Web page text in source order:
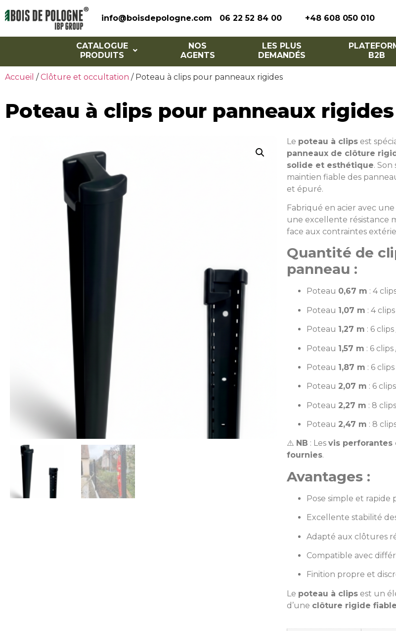
info@boisdepologne.com 06 22 52 84 00 +48 608 050 010
CATALOGUE
PRODUITS
NOS
AGENTS
LES PLUS
DEMANDÉS
B2B
Accueil /Clôture et occultation / Poteau à clips pour panneaux rigides
Poteau à clips pour panneaux rigides
Le poteau à clips est
panneaux de clôture
solide et esthétique.
maintien fiable des
et épuré.
Fabriqué en acier avec une
une excellente résistance
face aux contraintes
Quantité de
panneau :
Poteau 0,67 m : 4
Poteau 1,07 m : 4
Poteau 1,27 m : 6
Poteau 1,57 m : 6
Poteau 1,87 m : 6
Poteau 2,07 m : 6
Poteau 2,27 m : 8
Poteau 2,47 m : 8
⚠️ NB : Les vis perforantes
fournies.
Avantages :
Pose simple et rapide
Excellente stabilité
Adapté aux clôtures
Compatible avec
Finition propre et
Le poteau à clips est un
d’une clôture rigide